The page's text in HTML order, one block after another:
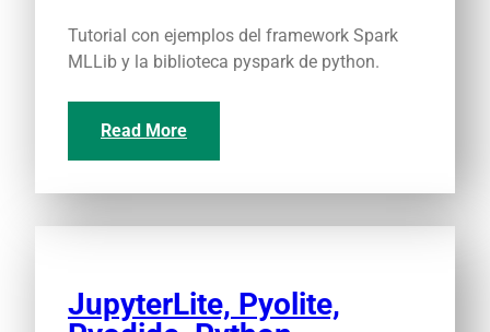
Tutorial con ejemplos del framework Spark
MLLib y la biblioteca pyspark de python.
Read More
JupyterLite, Pyolite,